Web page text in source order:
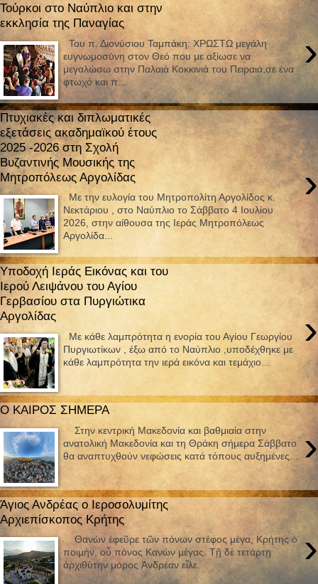
Τούρκοι στο Ναύπλιο και στην
εκκλησία της Παναγίας
›
Του π. Διονύσιου Ταμπάκη: ΧΡΩΣΤΩ μεγάλη
ευγνωμοσύνη στον Θεό που με αξίωσε να
μεγαλώσω στην Παλαιά Κοκκινιά του Πειραιά,σε ένα
φτωχό και π...
Πτυχιακές και διπλωματικές
εξετάσεις ακαδημαϊκού έτους
2025 -2026 στη Σχολή
Βυζαντινής Μουσικής της
Μητροπόλεως Αργολίδας
›
Με την ευλογία του Μητροπολίτη Αργολίδος κ.
Νεκτάριου , στο Ναύπλιο το Σάββατο 4 Ιουλίου
2026, στην αίθουσα της Ιεράς Μητροπόλεως
Αργολίδα...
Υποδοχή Ιεράς Εικόνας και του
Ιερού Λειψάνου του Αγίου
Γερβασίου στα Πυργιώτικα
Αργολίδας
›
Με κάθε λαμπρότητα η ενορία του Αγίου Γεωργίου
Πυργιωτίκων , έξω από το Ναύπλιο ,υποδέχθηκε με
κάθε λαμπρότητα την ιερά εικόνα και τεμάχιο...
Ο ΚΑΙΡΟΣ ΣΗΜΕΡΑ
›
Στην κεντρική Μακεδονία και βαθμιαία στην
ανατολική Μακεδονία και τη Θράκη σήμερα Σάββατο
θα αναπτυχθούν νεφώσεις κατά τόπους αυξημένες...
Άγιος Ανδρέας ο Ιεροσολυμίτης
Αρχιεπίσκοπος Κρήτης
›
Θανὼν ἐφεῦρε τῶν πόνων στέφος μέγα, Κρήτης ὁ
ποιμήν, οὗ πόνος Κανὼν μέγας. Τῇ δὲ τετάρτῃ
ἀρχιθύτην μόρος Ἀνδρέαν εἷλε.